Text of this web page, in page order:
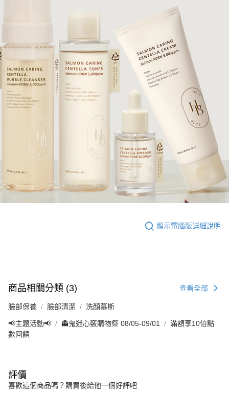
顯示電腦版詳細說明
商品相關分類 (3) 查看全部
臉部保養 臉部清潔 洗顏慕斯
📢主題活動📢 👻鬼迷心竅購物祭 08/05-09/01
滿額享10倍點
數回饋
評價
喜歡這個商品嗎？購買後給他一個好評吧